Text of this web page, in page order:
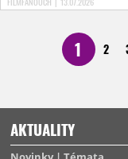
1 2
AKTUALITY